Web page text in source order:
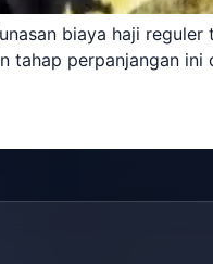
biaya haji
tahap perpanjangan